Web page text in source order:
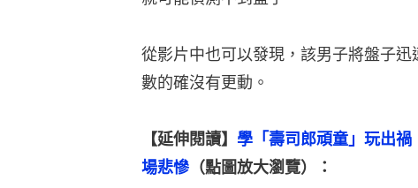
從影片中也可以發現，該男子將盤子
數的確沒有更動。
【延伸閱讀】 學「壽司郎頑童」玩出
場悲慘 （點圖放大瀏覽）：